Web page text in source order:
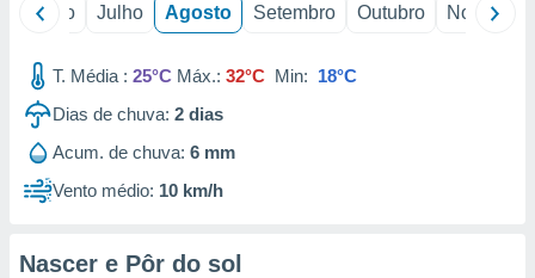
Junho Julho Agosto Setembro Outubro Novembro
T. Média : 25°C Máx.: 32°C Min: 18°C
Dias de chuva: 2 dias
Acum. de chuva: 6 mm
Vento médio: 10 km/h
Nascer e Pôr do sol